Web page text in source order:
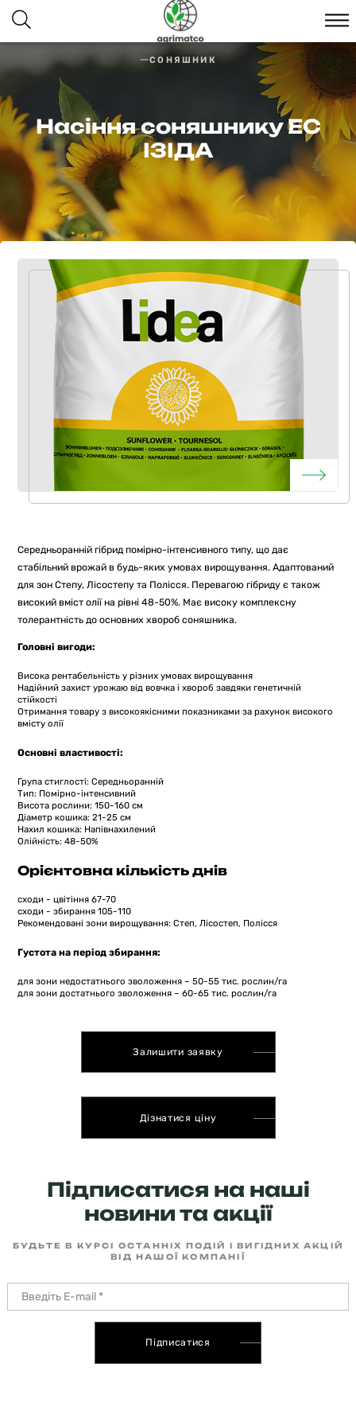
СОНЯШНИК
Насіння соняшнику ЕС
ІЗІДА
Середньоранній гібрид помірно-інтенсивного типу, що дає
стабільний врожай в будь-яких умовах вирощування. Адаптований
для зон Степу, Лісостепу та Полісся. Перевагою гібриду є також
високий вміст олії на рівні 48-50%. Має високу комплексну
толерантність до основних хвороб соняшника.
Головні вигоди:
Висока рентабельність у різних умовах вирощування
Надійний захист урожаю від вовчка і хвороб завдяки генетичній
стійкості
Отримання товару з високоякісними показниками за рахунок високого
вмісту олії
Основні властивості:
Група стиглості: Середньоранній
Тип: Помірно-інтенсивний
Висота рослини: 150-160 см
Діаметр кошика: 21-25 см
Нахил кошика: Напівнахилений
Олійність: 48-50%
Орієнтовна кількість днів
сходи - цвітіння 67-70
сходи - збирання 105-110
Рекомендовані зони вирощування: Степ, Лісостеп, Полісся
Густота на період збирання:
для зони недостатнього зволоження – 50-55 тис. рослин/га
для зони достатнього зволоження – 60-65 тис. рослин/га
Залишити заявку
Дізнатися ціну
Підписатися на наші
новини та акції
БУДЬТЕ В КУРСІ ОСТАННІХ ПОДІЙ І ВИГІДНИХ АКЦІЙ
ВІД НАШОЇ КОМПАНІЇ
Підписатися